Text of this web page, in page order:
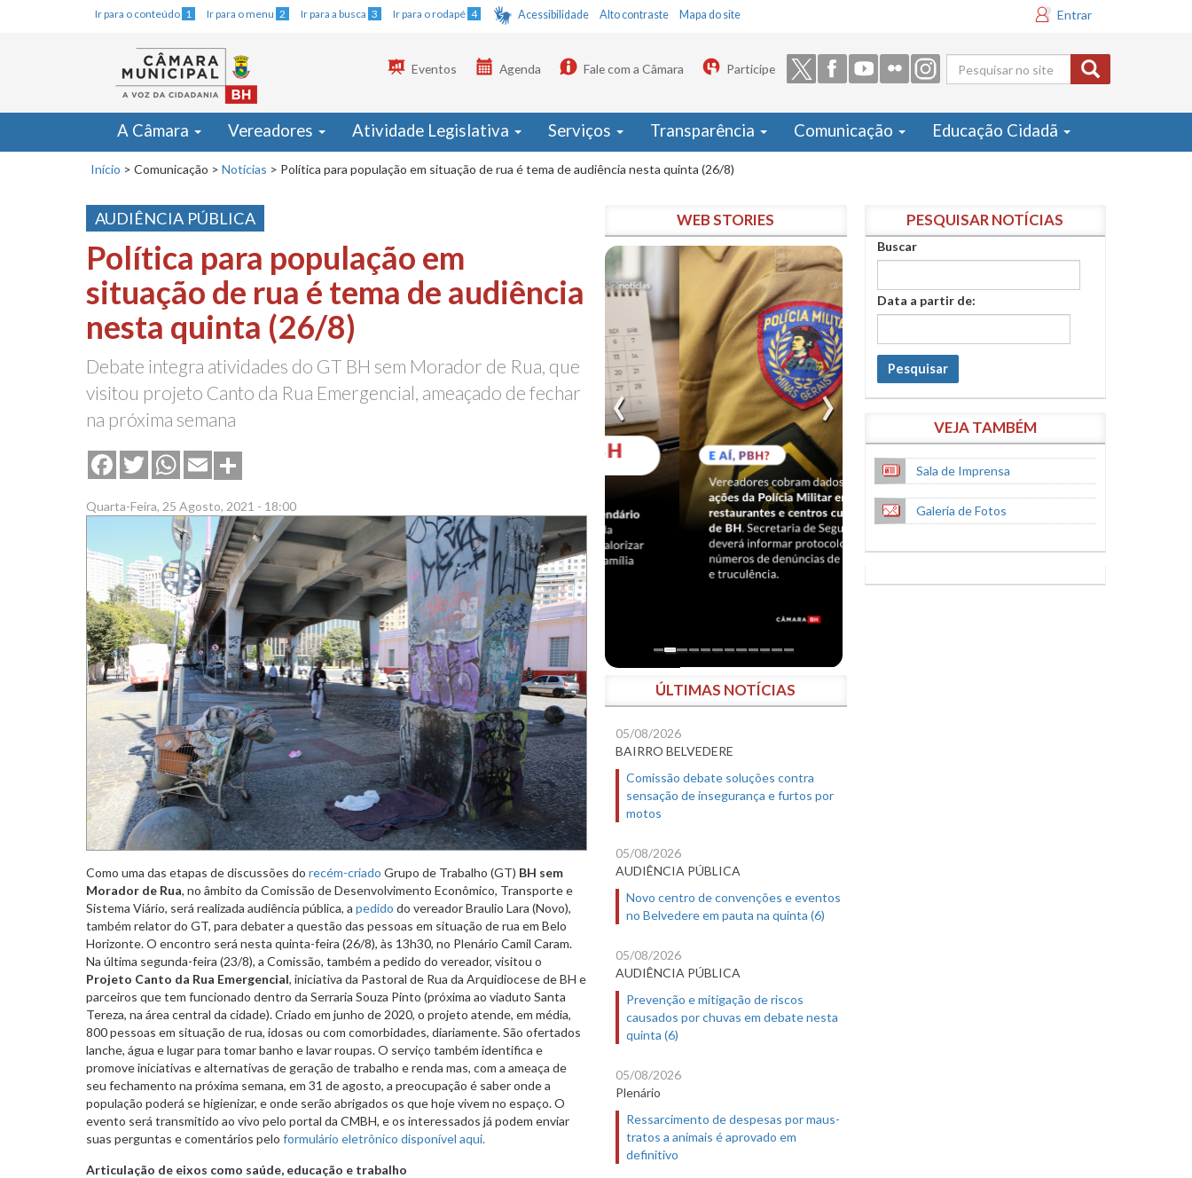
Ir para o conteúdo 1 Ir para o menu 2 Ir para a busca 3 Ir para o rodapé 4 Acessibilidade Alto contraste Mapa do site Entrar
Formulário
de busca
Eventos Agenda Fale com a Câmara Participe
A Câmara Vereadores Atividade Legislativa Serviços Transparência Comunicação Educação Cidadã
Início > Comunicação > Notícias > Política para população em situação de rua é tema de audiência nesta quinta (26/8)
AUDIÊNCIA PÚBLICA
Política para população em
situação de rua é tema de audiência
nesta quinta (26/8)
Debate integra atividades do GT BH sem Morador de Rua, que
visitou projeto Canto da Rua Emergencial, ameaçado de fechar
na próxima semana
FacebookTwitterWhatsApp
Email
Quarta-Feira, 25 Agosto, 2021 - 18:00
Como uma das etapas de discussões do recém-criado Grupo de Trabalho (GT) BH sem
Morador de Rua, no âmbito da Comissão de Desenvolvimento Econômico, Transporte e
Sistema Viário, será realizada audiência pública, a pedido do vereador Braulio Lara (Novo),
também relator do GT, para debater a questão das pessoas em situação de rua em Belo
Horizonte. O encontro será nesta quinta-feira (26/8), às 13h30, no Plenário Camil Caram.
Na última segunda-feira (23/8), a Comissão, também a pedido do vereador, visitou o
Projeto Canto da Rua Emergencial, iniciativa da Pastoral de Rua da Arquidiocese de BH e
parceiros que tem funcionado dentro da Serraria Souza Pinto (próxima ao viaduto Santa
Tereza, na área central da cidade). Criado em junho de 2020, o projeto atende, em média,
800 pessoas em situação de rua, idosas ou com comorbidades, diariamente. São ofertados
lanche, água e lugar para tomar banho e lavar roupas. O serviço também identifica e
promove iniciativas e alternativas de geração de trabalho e renda mas, com a ameaça de
seu fechamento na próxima semana, em 31 de agosto, a preocupação é saber onde a
população poderá se higienizar, e onde serão abrigados os que hoje vivem no espaço. O
evento será transmitido ao vivo pelo portal da CMBH, e os interessados já podem enviar
suas perguntas e comentários pelo formulário eletrônico disponível aqui.
Articulação de eixos como saúde, educação e trabalho
WEB STORIES
ÚLTIMAS NOTÍCIAS
05/08/2026
BAIRRO BELVEDERE
Comissão debate soluções contra
sensação de insegurança e furtos por
motos
05/08/2026
AUDIÊNCIA PÚBLICA
Novo centro de convenções e eventos
no Belvedere em pauta na quinta (6)
05/08/2026
AUDIÊNCIA PÚBLICA
Prevenção e mitigação de riscos
causados por chuvas em debate nesta
quinta (6)
05/08/2026
Plenário
Ressarcimento de despesas por maus-
tratos a animais é aprovado em
definitivo
PESQUISAR NOTÍCIAS
Buscar
Data a partir de:
Pesquisar
VEJA TAMBÉM
Sala de Imprensa
Galeria de Fotos